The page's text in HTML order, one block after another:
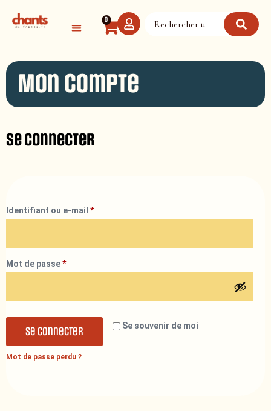
0
Mon compte
Se connecter
Identifiant ou e-mail *
Mot de passe*
Se souvenir de moi
Se connecter
Mot de passe perdu ?